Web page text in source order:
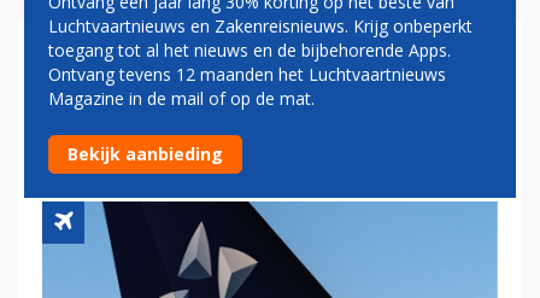
STAR ALLIANCE IS 25 JAAR
OUD, LANCEERT
'CREDITCARD'
Luchtvaartnieuws en Zakenreisnieuws. Krijg onbeperkt
toegang tot al het nieuws en de bijbehorende Apps.
Ontvang tevens 12 maanden het Luchtvaartnieuws
Magazine in de mail of op de mat.
Bekijk aanbieding